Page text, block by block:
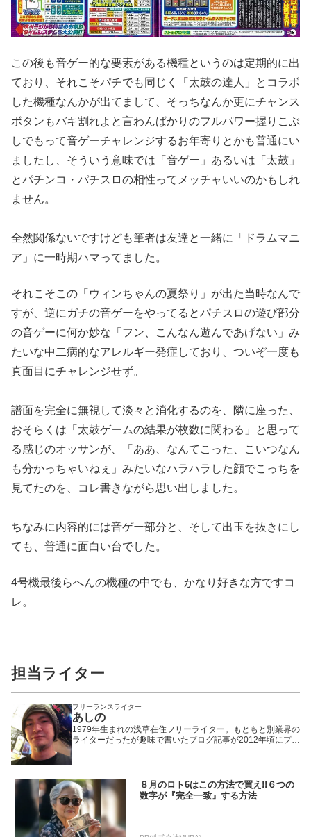
この後も音ゲー的な要素がある機種というのは定期的に出
ており、 それこそパチでも同じく「太鼓の達人」とコラボ
した機種なんかが出てまして、そっちなんか更にチャンス
ボタンもバキ割れよと言わんばかりのフルパワー握りこぶ
しでもって音ゲーチャレンジするお年寄りとかも普通にい
ましたし、そういう意味では「音ゲー」 あるいは「太鼓」
とパチンコ・ パチスロの相性ってメッチャいいのかもしれ
ません。
全然関係ないですけども筆者は友達と一緒に「ドラムマニ
ア」に一時期ハマってました。
それこそこの「ウィンちゃんの夏祭り」が出た当時なんで
すが、逆にガチの音ゲーをやってるとパチスロの遊び部分
の音ゲーに何か妙な「フン、こんなん遊んであげない」み
たいな中二病的なアレルギー発症しており、ついぞ一度も
真面目にチャ レンジせず。
譜面を完全に無視して淡々と消化するのを、隣に座った、
おそらく は「太鼓ゲームの結果が枚数に関わる」と思って
る感じのオッサンが、「ああ、なんてこった、こいつなん
も分かっちゃいねぇ」みたいなハラハラした顔でこっちを
見てたのを、コレ書きながら思い出 しました。
ちなみに内容的には音ゲー部分と、そして出玉を抜きにし
ても、普通に面白い台でした。
4号機最後らへんの機種の中でも、かなり好きな方ですコ
レ。
担当ライター
フリーランスライター
あしの
1979年生まれの浅草在住フリーライター。もともと別業界の
ライターだったが趣味で書いたブログ記事が2012年頃にプチ
トーにしているため記事の内容もそっち方面が多め。
８月のロト6はこの方法で買え!!６つの
数字が『完全一致』する方法